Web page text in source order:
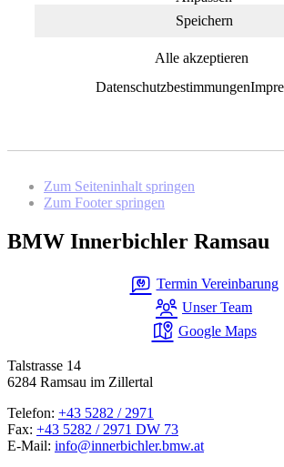
Speichern
Alle akzeptieren
Datenschutzbestimmungen
Zum Seiteninhalt springen
Zum Footer springen
BMW Innerbichler Ramsau
Termin Vereinbarung
Unser Team
Google Maps
Talstrasse 14
6284 Ramsau im Zillertal
Telefon: +43 5282 / 2971
Fax: +43 5282 / 2971 DW 73
E-Mail: info@innerbichler.bmw.at